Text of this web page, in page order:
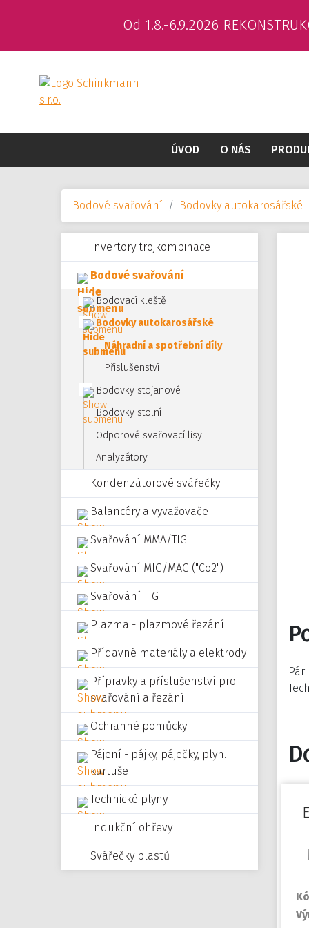
Od 1.8.-6.9.2026
ÚVOD O NÁS
Bodové svařování Bodovky autokarosářské
Invertory trojkombinace
Bodové svařování
Bodovací kleště
Bodovky autokarosářské
Náhradní a spotřební díly
Příslušenství
Bodovky stojanové
Bodovky stolní
Odporové svařovací lisy
Analyzátory
Kondenzátorové svářečky
Balancéry a vyvažovače
Svařování MMA/TIG
Svařování MIG/MAG ("Co2")
Svařování TIG
Plazma - plazmové řezání
Přídavné materiály a elektrody
Přípravky a příslušenství pro
svařování a řezání
Ochranné pomůcky
Pájení - pájky, páječky, plyn.
kartuše
Technické plyny
Indukční ohřevy
Svářečky plastů